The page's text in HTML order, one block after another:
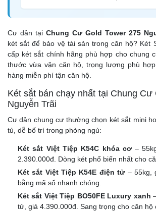
Cư dân tại Chung Cư Gold Tower 275
két sắt để bảo vệ tài sản trong căn hộ? Két
cấp két sắt chính hãng phù hợp cho chung
thước vừa vặn căn hộ, trọng lượng phù
hàng miễn phí tận căn hộ.
Két sắt bán chạy nhất tại Chung Cư
Nguyễn Trãi
Cư dân chung cư thường chọn két sắt mini
tủ, dễ bố trí trong phòng ngủ:
Két sắt Việt Tiệp K54C khóa cơ–
2.390.000đ. Dòng két phổ biến nhất cho
Két sắt Việt Tiệp K54E điện tử– 55kg,
bằng mã số nhanh chóng.
Két sắt Việt Tiệp BO50FE Luxury xanh
tử, giá 4.390.000đ. Sang trọng cho căn hộ